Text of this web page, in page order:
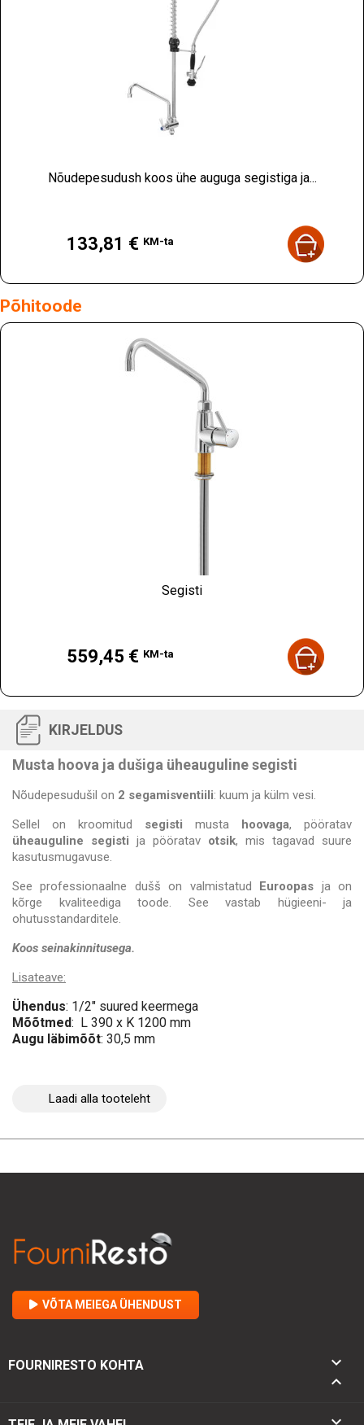
Nõudepesudush koos ühe auguga segistiga ja...
133,81 € KM-ta
Põhitoode
Segisti
559,45 € KM-ta
KIRJELDUS
Musta hoova ja dušiga üheauguline segisti
Nõudepesudušil on 2 segamisventiili: kuum ja külm vesi.
Sellel on kroomitud segisti musta hoovaga, pööratav
üheauguline segisti ja pööratav otsik, mis tagavad suure
kasutusmugavuse.
See professionaalne dušš on valmistatud
Euroopas ja on
kõrge kvaliteediga toode. See vastab hügieeni- ja
ohutusstandarditele.
Koos seinakinnitusega.
Lisateave:
Ühendus: 1/2" suured keermega
Mõõtmed:
L 390 x K 1200 mm
Augu läbimõõt: 30,5 mm
Laadi alla tooteleht
VÕTA MEIEGA ÜHENDUST
FOURNIRESTO KOHTA

